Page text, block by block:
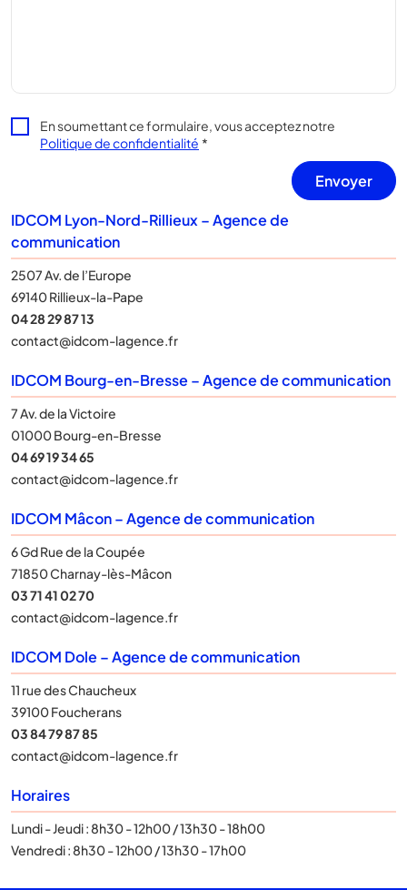
En soumettant ce formulaire, vous acceptez notre
Politique de confidentialité *
IDCOM Lyon-Nord-Rillieux – Agence de
communication
2507 Av. de l’Europe
69140 Rillieux-la-Pape
04 28 29 87 13
contact@idcom-lagence.fr
IDCOM Bourg-en-Bresse – Agence de communication
7 Av. de la Victoire
01000 Bourg-en-Bresse
04 69 19 34 65
contact@idcom-lagence.fr
IDCOM Mâcon – Agence de communication
6 Gd Rue de la Coupée
71850 Charnay-lès-Mâcon
03 71 41 02 70
contact@idcom-lagence.fr
IDCOM Dole – Agence de communication
11 rue des Chaucheux
39100 Foucherans
03 84 79 87 85
contact@idcom-lagence.fr
Horaires
Lundi - Jeudi : 8h30 - 12h00 / 13h30 - 18h00
Vendredi : 8h30 - 12h00 / 13h30 - 17h00